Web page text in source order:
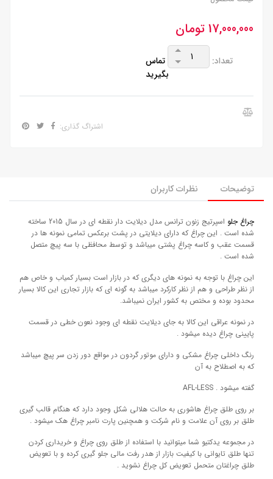
17,000,000 تومان
تعداد:
تماس
بگیرید
اشتراگ گذاری:
توضیحات نظرات کاربران
چراغ جلو
اسپرتیج زنون ترانس مدل دیلایت دار نقطه ای در سال 2015 ساخته
شده است . این چراغ که دارای دیلایتی در پشت برعکس تمامی نمونه ها در
قسمت عقب و کاسه چراغ پشتی میباشد و توسط محافظی با سه پیچ متصل
شده است .
این چراغ با توجه به نمونه های دیگری که در بازار است بسیار کمیاب و خاص هم
از نظر طراحی و هم از نظر کارکرد میباشد به گونه ای که بازار تجاری این کالا بسیار
محدود بوده و مختص به کشور ایران نمیباشد.
در نمونه عراقی این کالا به جای دیلایت نقطه ای وجود نعون خطی در قسمت
پایینی چراغ دیده میشود .
رنگ داخلی چراغ مشکی و دارای موتور گردون در مواقع دور زدن سر پیچ میباشد
که به اصطلاح به آن
گفته میشود . AFL-LESS
بر روی طلق چراغ هاشوری به حالت هلالی شکل وجود دارد که هنگام قالب گیری
طلق بر روی آن علامت و نام شرکت و همچنین پارت نامبر چراغ هک میشود .
در مجموعه یدکتیو شما میتوانید با استفاده از طلق روی چراغ و خریداری کردن
تنها طلق تایوانی با کیفیت بازار از هدر رفت مالی جلو گیری کرده و با تعویض
طلق چراغتان متحمل تعویض کل چراغ نشوید .